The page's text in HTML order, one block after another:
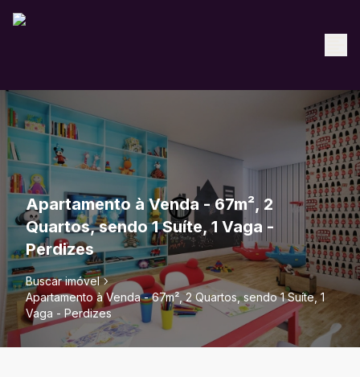
Apartamento à Venda - 67m², 2
Quartos, sendo 1 Suíte, 1 Vaga -
Perdizes
Buscar imóvel
Apartamento à Venda - 67m², 2 Quartos, sendo 1 Suíte, 1
Vaga - Perdizes